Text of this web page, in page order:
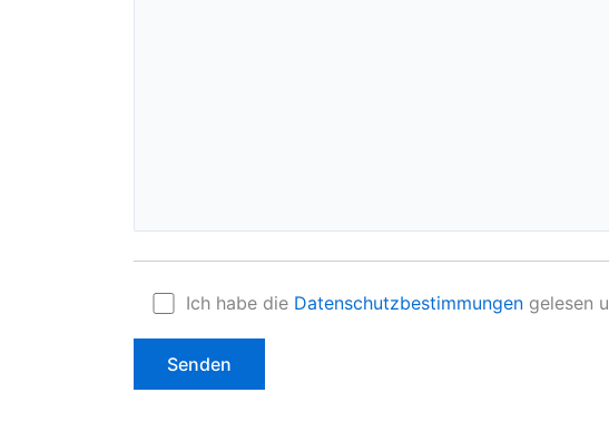
Ich habe die Datenschutzbestimmungen gelesen